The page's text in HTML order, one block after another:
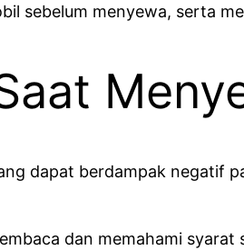
sebelum menyewa, serta
dapat berdampak negatif
dan memahami